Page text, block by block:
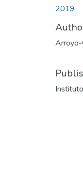
2019
Arroyo-